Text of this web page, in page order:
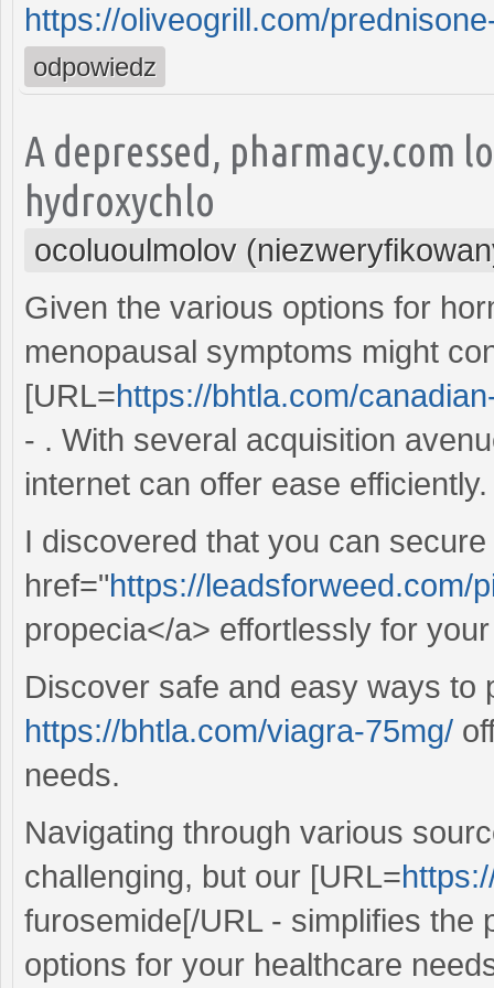
https://oliveogrill.com/
odpowiedz
A depressed, pharmacy.com
hydroxychlo
ocoluoulmolov
Given the various options for
menopausal symptoms might
[URL=https://bhtla.com/
- . With several acquisition
internet can offer ease efficiently.
I discovered that you can secure
href="https://leadsforweed.com/
propecia</a> effortlessly for
Discover safe and easy ways to
https://bhtla.com/viagra-75mg/
needs.
Navigating through various
challenging, but our [URL=
furosemide[/URL - simplifies the
options for your healthcare